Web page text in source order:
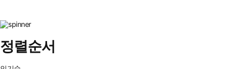
정렬순서